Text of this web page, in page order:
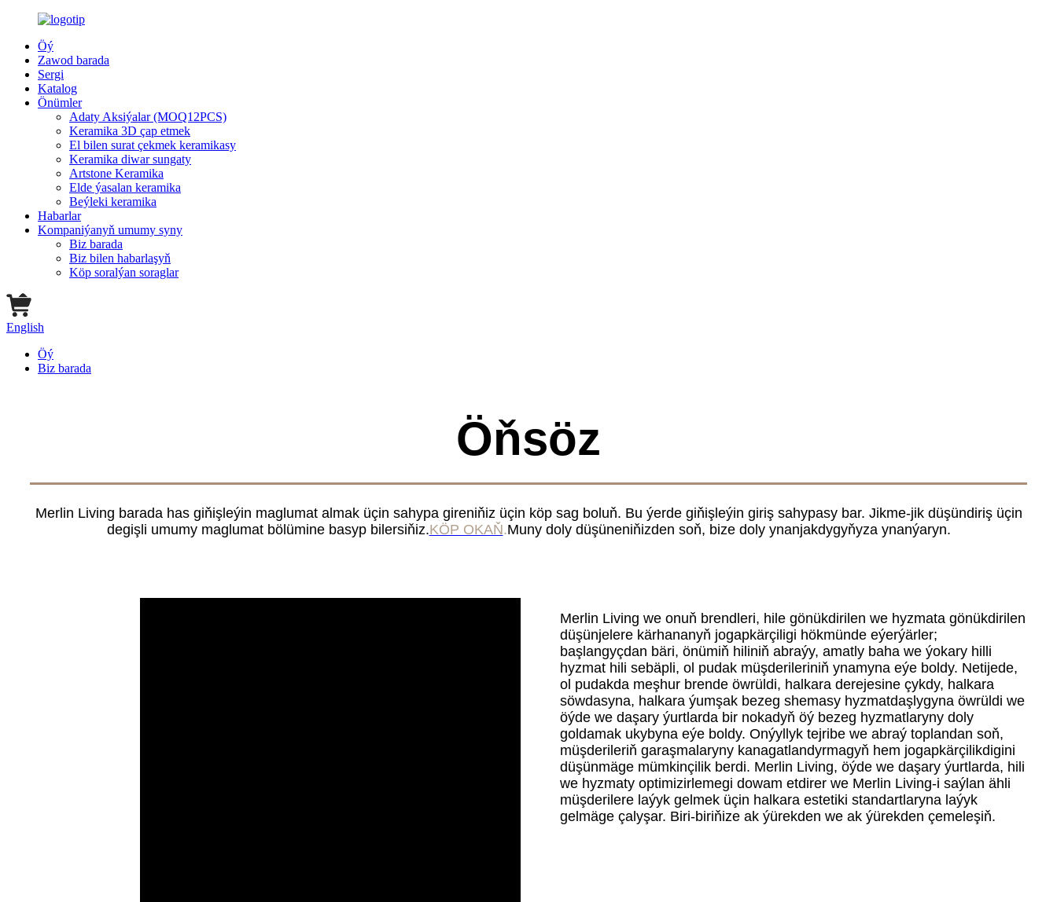
Öý
Zawod barada
Sergi
Katalog
Önümler
Adaty Aksiýalar (MOQ12PCS)
Keramika 3D çap etmek
El bilen surat çekmek keramikasy
Keramika diwar sungaty
Artstone Keramika
Elde ýasalan keramika
Beýleki keramika
Habarlar
Kompaniýanyň umumy syny
Biz barada
Biz bilen habarlaşyň
Köp soralýan soraglar
English
Öý
Biz barada
Öňsöz
Merlin Living barada has giňişleýin maglumat almak üçin sahypa gireniňiz üçin köp sag boluň. Bu ýerde giňişleýin giriş sahypasy bar. Jikme-jik düşündiriş üçin
degişli umumy maglumat bölümine basyp bilersiňiz.KÖP OKAŇ.Muny doly düşüneniňizden soň, bize doly ynanjakdygyňyza ynanýaryn.
Merlin Living we onuň brendleri, hile gönükdirilen we hyzmata gönükdirilen
düşünjelere kärhananyň jogapkärçiligi hökmünde eýerýärler;
başlangyçdan bäri, önümiň hiliniň abraýy, amatly baha we ýokary hilli
hyzmat hili sebäpli, ol pudak müşderileriniň ynamyna eýe boldy. Netijede,
ol pudakda meşhur brende öwrüldi, halkara derejesine çykdy, halkara
söwdasyna, halkara ýumşak bezeg shemasy hyzmatdaşlygyna öwrüldi we
öýde we daşary ýurtlarda bir nokadyň öý bezeg hyzmatlaryny doly
goldamak ukybyna eýe boldy. Onýyllyk tejribe we abraý toplandan soň,
müşderileriň garaşmalaryny kanagatlandyrmagyň hem jogapkärçilikdigini
düşünmäge mümkinçilik berdi. Merlin Living, öýde we daşary ýurtlarda, hili
we hyzmaty optimizirlemegi dowam etdirer we Merlin Living-i saýlan ähli
müşderilere laýyk gelmek üçin halkara estetiki standartlaryna laýyk
gelmäge çalyşar. Biri-biriňize ak ýürekden we ak ýürekden çemeleşiň.